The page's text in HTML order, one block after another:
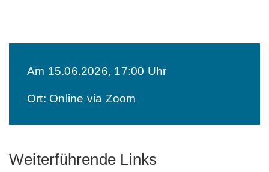
Am 15.06.2026, 17:00 Uhr
Ort: Online via Zoom
Weiterführende Links